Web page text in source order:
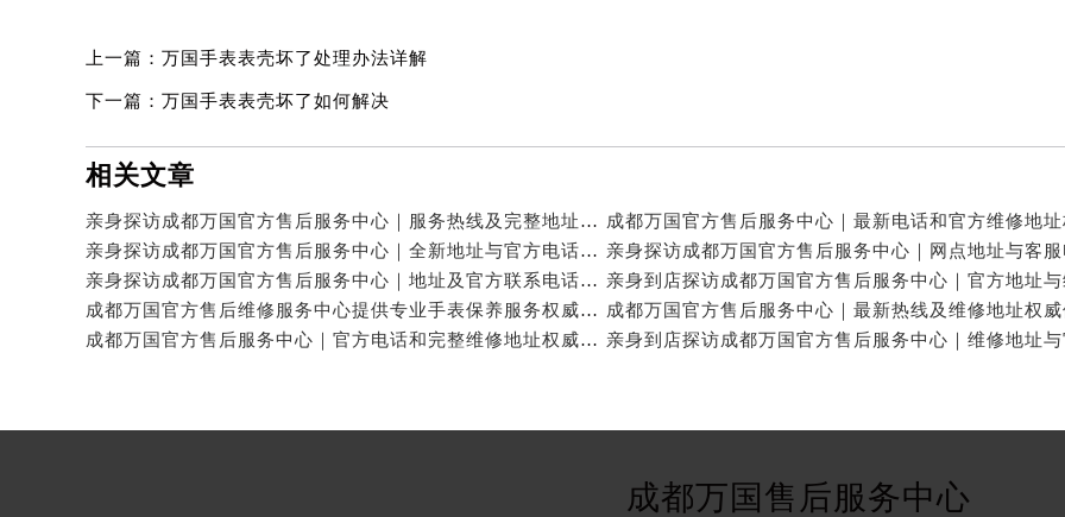
上一篇： 万国手表表壳坏了处理办法详解
下一篇： 万国手表表壳坏了如何解决
相关文章
亲身探访成都万国官方售后服务中心｜服务热线及完整地址（2026年7月最新）
亲身探访成都万国官方售后服务中心｜全新地址与官方电话（2026年7月最新）
亲身探访成都万国官方售后服务中心｜地址及官方联系电话（2026年7月最新）
成都万国官方售后维修服务中心提供专业手表保养服务权威公示（2026年7月最新）
成都万国官方售后服务中心｜官方电话和完整维修地址权威信息公示（2026年7月最新）
成都万国售后服务中心